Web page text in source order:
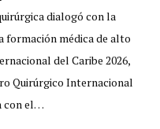
dialogó con la
formación médica de alto
del Caribe 2026,
Quirúrgico Internacional
con el…